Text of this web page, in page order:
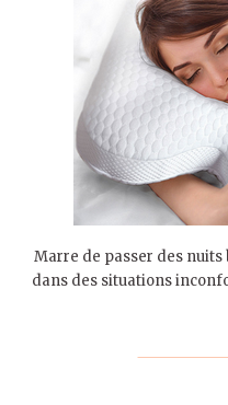
Marre de passer des nuits
dans des situations